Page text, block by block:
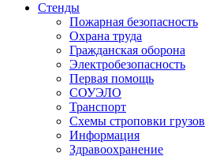
Стенды
Пожарная безопасность
Охрана труда
Гражданская оборона
Электробезопасность
Первая помощь
СОУЭЛО
Транспорт
Схемы строповки грузов
Информация
Здравоохранение